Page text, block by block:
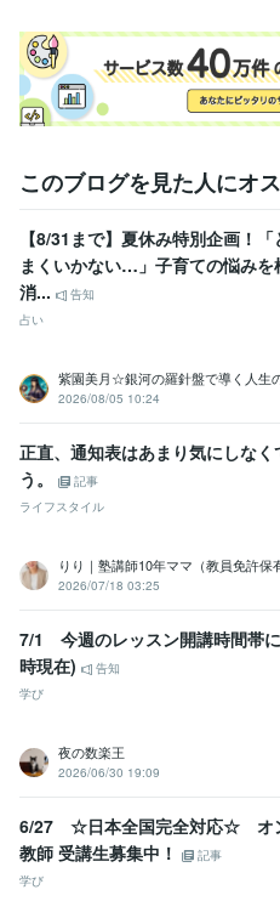
このブログを見た人にオ
【8/31まで】夏休み特別企画！「
まくいかない…」子育ての悩みを
消...
告知
占い
紫園美月☆銀河の羅針盤で導く人生
2026/08/05 10:24
正直、通知表はあまり気にしなく
う。
記事
ライフスタイル
りり｜塾講師10年ママ（教員免許保
2026/07/18 03:25
7/1 今週のレッスン開講時間帯
時現在)
告知
学び
夜の数楽王
2026/06/30 19:09
6/27 ☆日本全国完全対応☆ オ
教師 受講生募集中！
記事
学び